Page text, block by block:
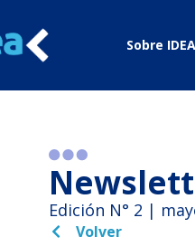
Sobre IDEA
Edición N° 2 |
Volver